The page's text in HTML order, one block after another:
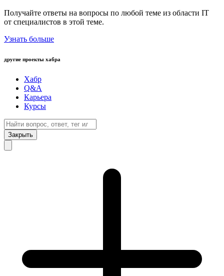
Получайте ответы на вопросы по любой теме из области IT
от специалистов в этой теме.
Узнать больше
другие проекты хабра
Хабр
Q&A
Карьера
Курсы
Закрыть